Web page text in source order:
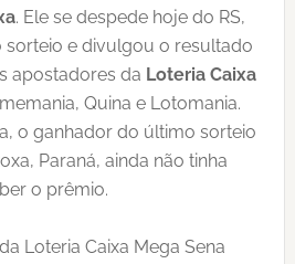
. Ele se despede hoje do RS,
sorteio e divulgou o resultado
apostadores da Loteria Caixa
Quina e Lotomania.
o ganhador do último sorteio
Paraná, ainda não tinha
o prêmio.
Loteria Caixa Mega Sena